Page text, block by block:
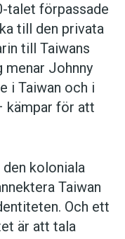
talet förpassade
till den privata
till Taiwans
­menar Johnny
i Taiwan och i
kämpar för att
koloniala
Taiwan
Och ett
är att tala